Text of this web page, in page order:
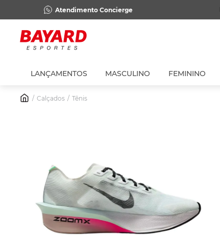
Atendimento Concierge
LANÇAMENTOS MASCULINO FEMININO
Calçados Tênis